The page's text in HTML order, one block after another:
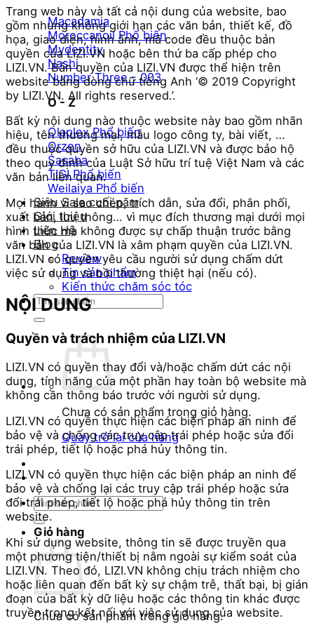
Macadamia
Moroccanoil
Mydentity
Nashi
Number Three - 003
O - Z
Olaplex
Orzen
Sasaba
TIGI
Weilaiya
Siêu Sale cuối năm
Giới thiệu
Liên Hệ
Blog
Review
Tin sản phẩm
Kiến thức chăm sóc tóc
Tìm
kiếm:
Chưa có sản phẩm trong giỏ hàng.
Quay trở lại cửa hàng
Tìm
kiếm:
Giỏ hàng
Chưa có sản phẩm trong giỏ hàng.
Trang web này và tất cả nội dung của website, bao
gồm nhưng không giới hạn các văn bản, thiết kế, đồ
họa, giao diện, hình ảnh, mã code đều thuộc bản
quyền của LIZI.VN hoặc bên thứ ba cấp phép cho
LIZI.VN. Bản quyền của LIZI.VN được thể hiện trên
website bằng dòng chữ tiếng Anh ‘© 2019 Copyright
by LIZI.VN. All rights reserved.’.
Bất kỳ nội dung nào thuộc website này bao gồm nhãn
hiệu, tên thương mại, mẫu logo công ty, bài viết, …
đều thuộc quyền sở hữu của LIZI.VN và được bảo hộ
theo quy định của Luật Sở hữu trí tuệ Việt Nam và các
văn bản liên quan.
Mọi hành vi sao chép, trích dẫn, sửa đổi, phân phối,
xuất bản, lưu thông… vì mục đích thương mại dưới mọi
hình thức mà không được sự chấp thuận trước bằng
văn bản của LIZI.VN là xâm phạm quyền của LIZI.VN.
LIZI.VN có quyền yêu cầu người sử dụng chấm dứt
việc sử dụng và bồi thường thiệt hại (nếu có).
NỘI DUNG
Quyền và trách nhiệm của LIZI.VN
LIZI.VN có quyền thay đổi và/hoặc chấm dứt các nội
dung, tính năng của một phần hay toàn bộ website mà
không cần thông báo trước với người sử dụng.
LIZI.VN có quyền thực hiện các biện pháp an ninh để
bảo vệ và chống các truy cập trái phép hoặc sửa đổi
trái phép, tiết lộ hoặc phá hủy thông tin.
LIZI.VN có quyền thực hiện các biện pháp an ninh để
bảo vệ và chống lại các truy cập trái phép hoặc sửa
đổi trái phép, tiết lộ hoặc phá hủy thông tin trên
website.
Khi sử dụng website, thông tin sẽ được truyền qua
một phương tiện/thiết bị nằm ngoài sự kiểm soát của
LIZI.VN. Theo đó, LIZI.VN không chịu trách nhiệm cho
hoặc liên quan đến bất kỳ sự chậm trễ, thất bại, bị gián
đoạn của bất kỳ dữ liệu hoặc các thông tin khác được
truyền trong kết nối với việc sử dụng của website.